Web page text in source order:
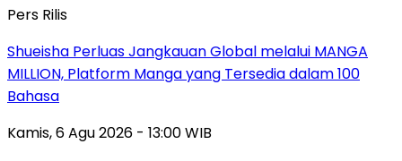
Pers Rilis
Shueisha Perluas Jangkauan Global melalui MANGA
MILLION, Platform Manga yang Tersedia dalam 100
Bahasa
Kamis, 6 Agu 2026 - 13:00 WIB